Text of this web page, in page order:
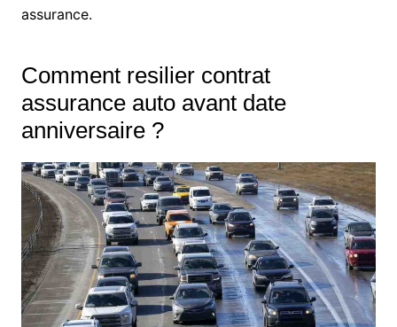
assurance.
Comment resilier contrat
assurance auto avant date
anniversaire ?